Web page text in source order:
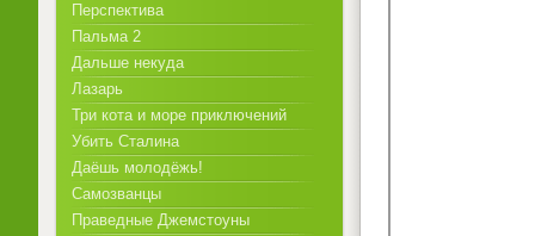
Перспектива
Пальма 2
Дальше некуда
Лазарь
Три кота и море приключений
Убить Сталина
Даёшь молодёжь!
Самозванцы
Праведные Джемстоуны